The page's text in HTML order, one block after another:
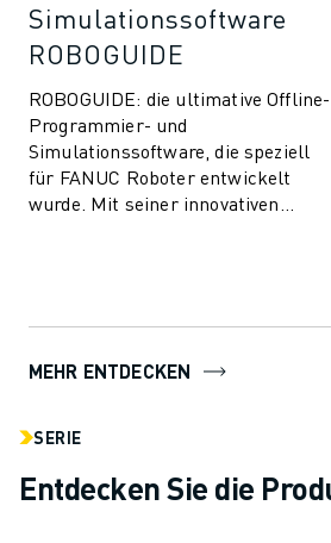
Simulationssoftware
ROBOGUIDE
ROBOGUIDE: die ultimative Offline-
Programmier- und
Simulationssoftware, die speziell
für FANUC Roboter entwickelt
wurde. Mit seiner innovativen
MEHR ENTDECKEN
SERIE
Entdecken Sie die